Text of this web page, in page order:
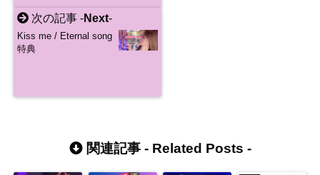
次の記事 -Next-
Kiss me / Eternal song
特典
関連記事 - Related Posts -